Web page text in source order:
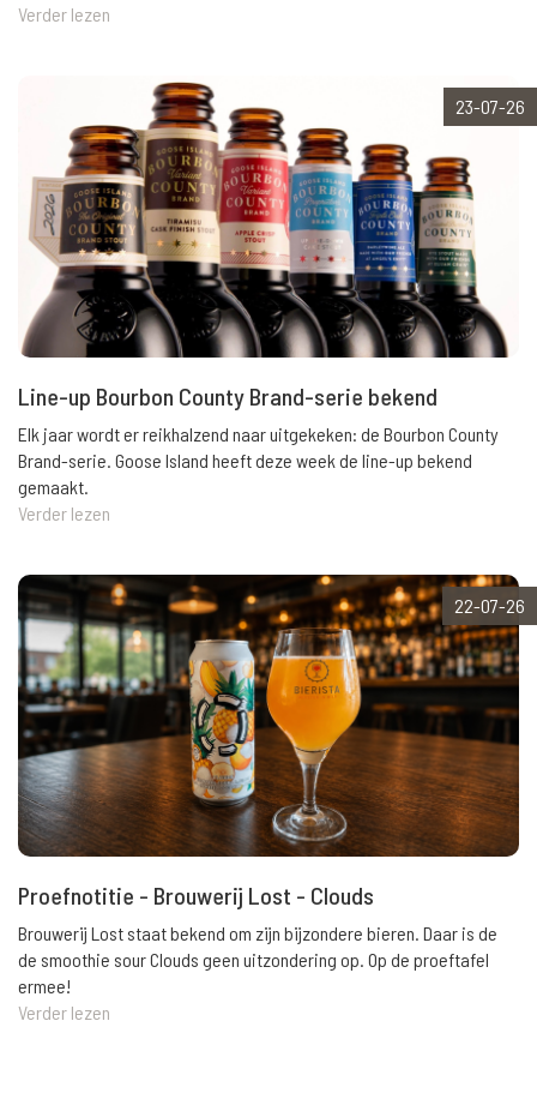
Verder lezen
23-07-26
Line-up Bourbon County Brand-serie bekend
Elk jaar wordt er reikhalzend naar uitgekeken: de Bourbon County
Brand-serie. Goose Island heeft deze week de line-up bekend
gemaakt.
Verder lezen
22-07-26
Proefnotitie - Brouwerij Lost - Clouds
Brouwerij Lost staat bekend om zijn bijzondere bieren. Daar is de
de smoothie sour Clouds geen uitzondering op. Op de proeftafel
ermee!
Verder lezen